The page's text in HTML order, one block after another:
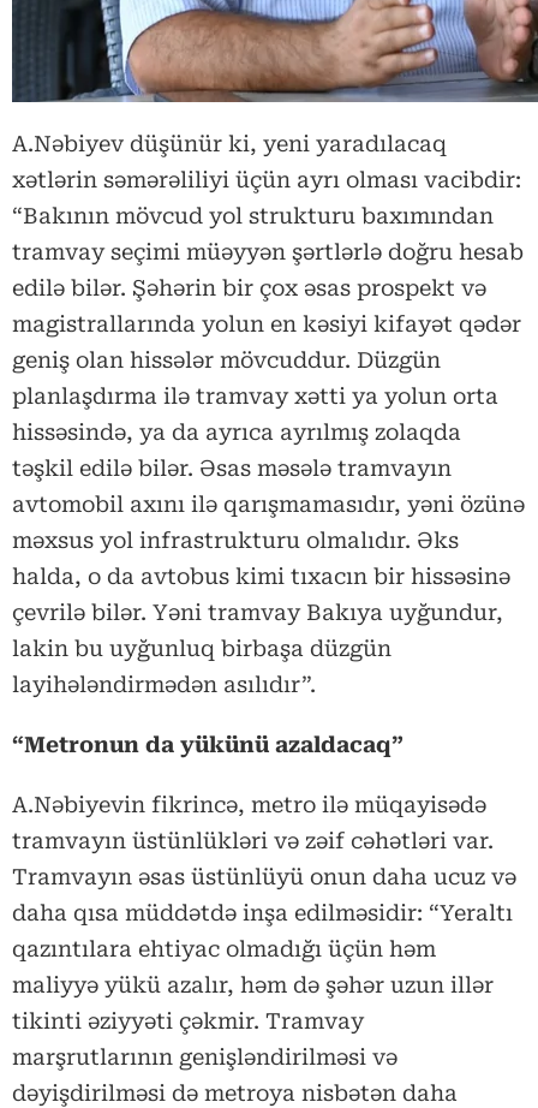
A.Nəbiyev düşünür ki, yeni yaradılacaq
xətlərin səmərəliliyi üçün ayrı olması vacibdir:
“Bakının mövcud yol strukturu baxımından
tramvay seçimi müəyyən şərtlərlə doğru hesab
edilə bilər. Şəhərin bir çox əsas prospekt və
magistrallarında yolun en kəsiyi kifayət qədər
geniş olan hissələr mövcuddur. Düzgün
planlaşdırma ilə tramvay xətti ya yolun orta
hissəsində, ya da ayrıca ayrılmış zolaqda
təşkil edilə bilər. Əsas məsələ tramvayın
avtomobil axını ilə qarışmamasıdır, yəni özünə
məxsus yol infrastrukturu olmalıdır. Əks
halda, o da avtobus kimi tıxacın bir hissəsinə
çevrilə bilər. Yəni tramvay Bakıya uyğundur,
lakin bu uyğunluq birbaşa düzgün
layihələndirmədən asılıdır”.
“Metronun da yükünü azaldacaq”
A.Nəbiyevin fikrincə, metro ilə müqayisədə
tramvayın üstünlükləri və zəif cəhətləri var.
Tramvayın əsas üstünlüyü onun daha ucuz və
daha qısa müddətdə inşa edilməsidir: “Yeraltı
qazıntılara ehtiyac olmadığı üçün həm
maliyyə yükü azalır, həm də şəhər uzun illər
tikinti əziyyəti çəkmir. Tramvay
marşrutlarının genişləndirilməsi və
dəyişdirilməsi də metroya nisbətən daha